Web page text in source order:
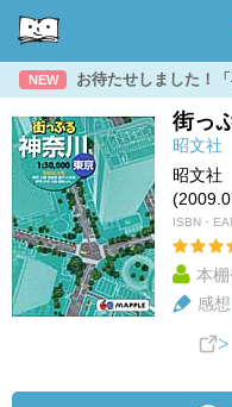
NEW お待たせしました！
街っ
昭文社
昭文社
ISBN・
本
感